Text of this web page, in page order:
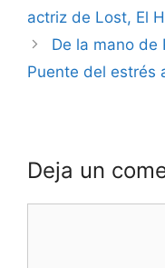
actriz de Lost, El
De la mano de
Puente del estrés
Deja un